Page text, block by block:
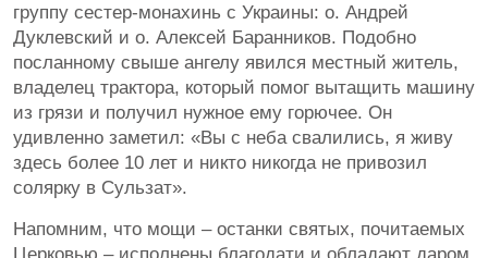
группу сестер-монахинь с Украины: о. Андрей
Дуклевский и о. Алексей Баранников. Подобно
посланному свыше ангелу явился местный житель,
владелец трактора, который помог вытащить машину
из грязи и получил нужное ему горючее. Он
удивленно заметил: «Вы с неба свалились, я живу
здесь более 10 лет и никто никогда не привозил
солярку в Сульзат».
Напомним, что мощи – останки святых, почитаемых